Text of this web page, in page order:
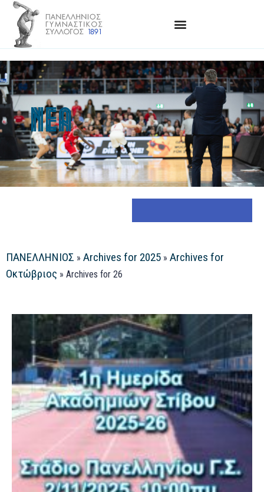
ΝΈΑ
ΠΑΝΕΛΛΗΝΙΟΣ » Archives for 2025 » Archives for
Οκτώβριος » Archives for 26